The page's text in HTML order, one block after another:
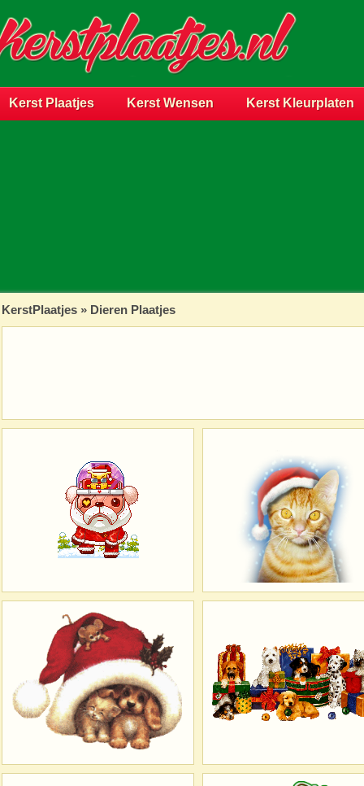
Kerst Plaatjes Kerst Wensen Kerst Kleurplaten
KerstPlaatjes » Dieren Plaatjes